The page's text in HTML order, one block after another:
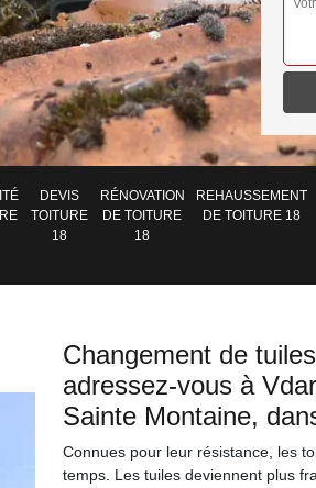
DEVIS
TOITURE
18
RÉNOVATION
DE TOITURE
18
REHAUSSEMENT
DE TOITURE 18
Changement de
adressez-vous à
Sainte Montaine,
Connues pour leur résistance, les
temps. Les tuiles deviennent plus